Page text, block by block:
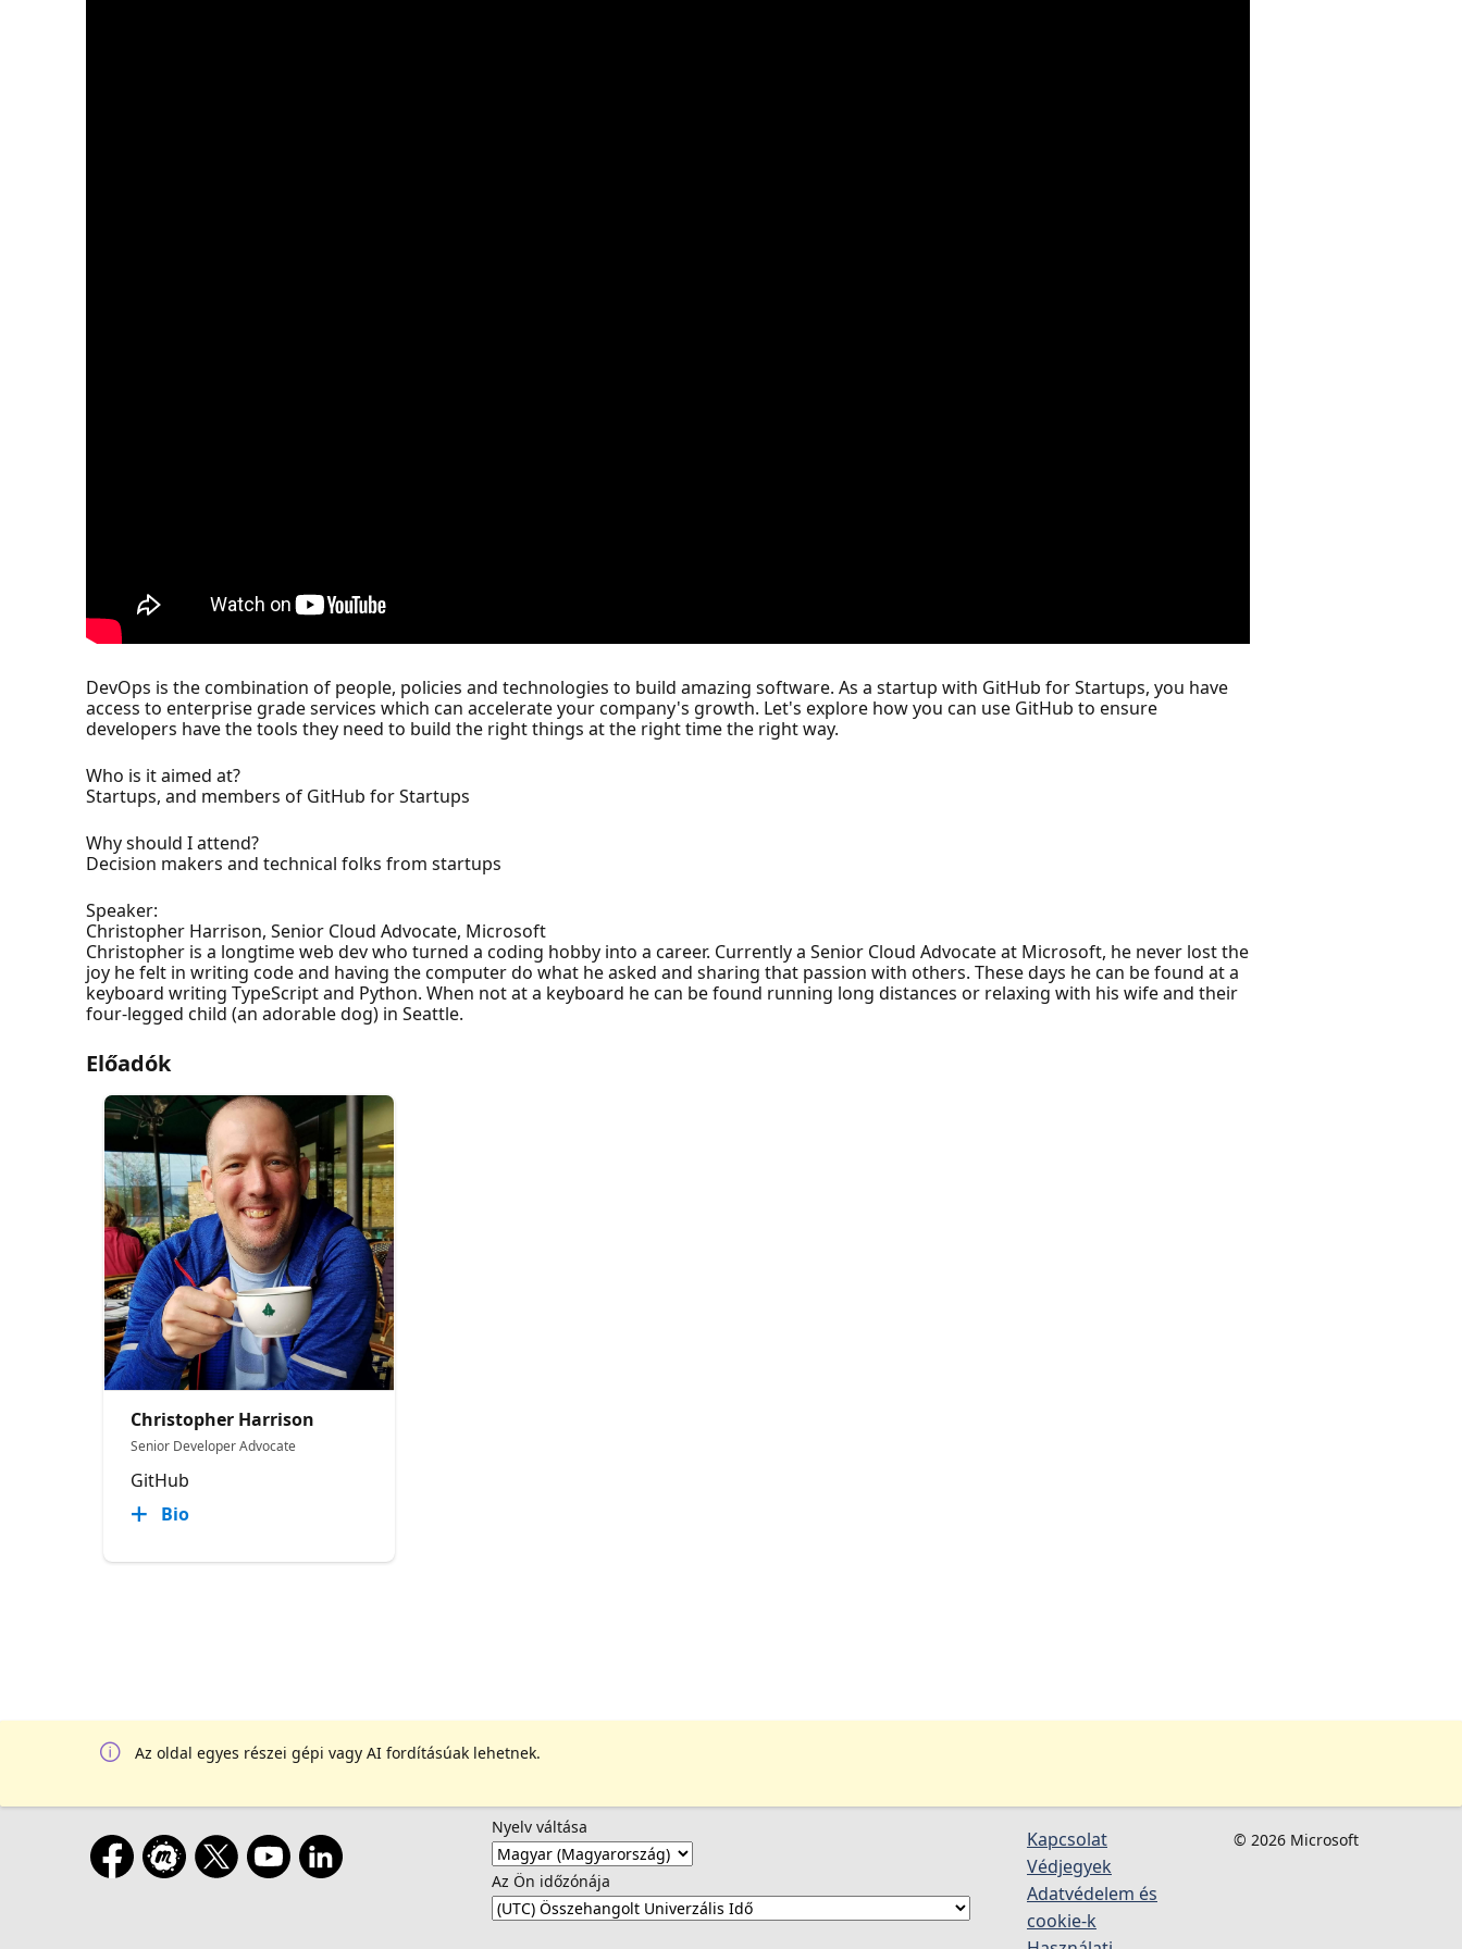
DevOps is the combination of people, policies and technologies to build amazing software. As a startup with GitHub for Startups, you have
access to enterprise grade services which can accelerate your company's growth. Let's explore how you can use GitHub to ensure
developers have the tools they need to build the right things at the right time the right way.
Who is it aimed at?
Startups, and members of GitHub for Startups
Why should I attend?
Decision makers and technical folks from startups
Speaker:
Christopher Harrison, Senior Cloud Advocate, Microsoft
Christopher is a longtime web dev who turned a coding hobby into a career. Currently a Senior Cloud Advocate at Microsoft, he never lost the
joy he felt in writing code and having the computer do what he asked and sharing that passion with others. These days he can be found at a
keyboard writing TypeScript and Python. When not at a keyboard he can be found running long distances or relaxing with his wife and their
four-legged child (an adorable dog) in Seattle.
Előadók
Christopher Harrison
Senior Developer Advocate
GitHub
Bio
Az oldal egyes részei gépi vagy AI fordításúak lehetnek.
Nyelv váltása
Az Ön időzónája
Kapcsolat
Védjegyek
Adatvédelem és
cookie-k
© 2026 Microsoft